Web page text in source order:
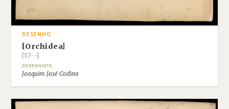
DESENHO
[Orchidea]
[17--]
DESENHISTA
Joaquim José Codina